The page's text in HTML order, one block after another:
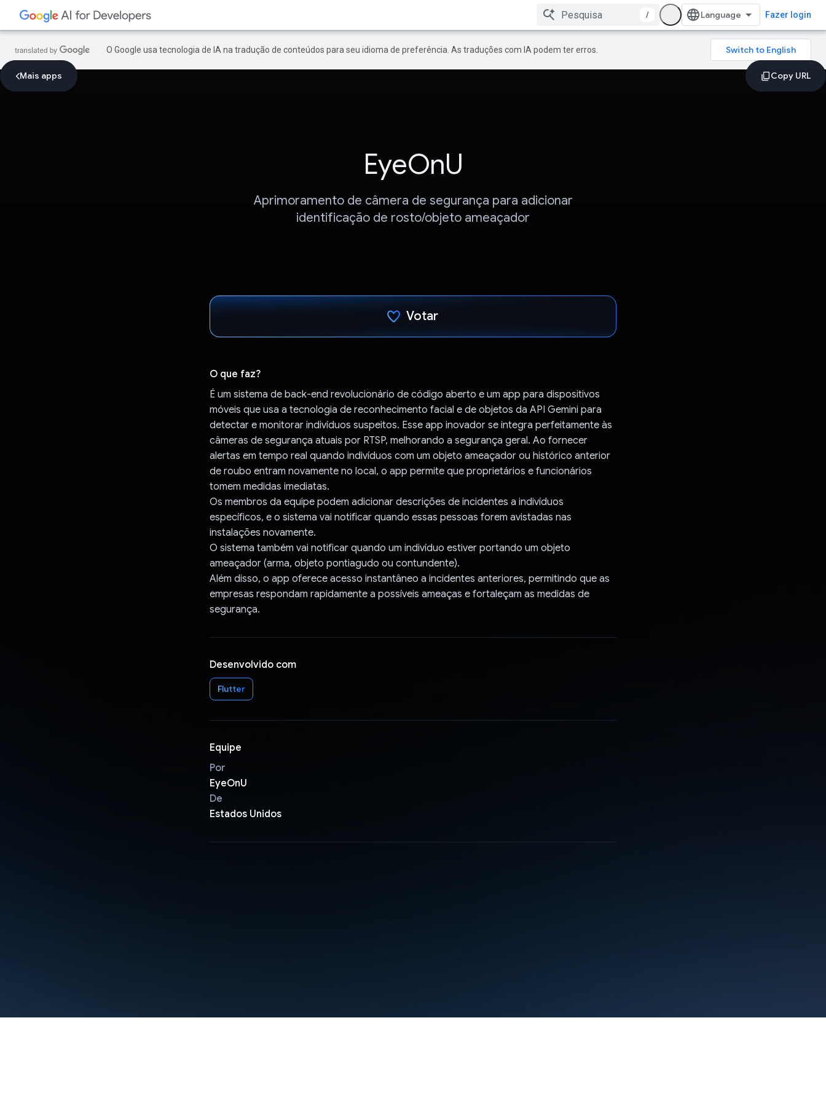
/ Fazer login
O Google usa tecnologia de IA na tradução de conteúdos para seu idioma de preferência. As traduções com IA podem ter erros.
Mais apps
EyeOnU
Aprimoramento de câmera de segurança para adicionar
identificação de rosto/objeto ameaçador
Votar
O que faz?
É um sistema de back-end revolucionário de código aberto e um app para dispositivos
móveis que usa a tecnologia de reconhecimento facial e de objetos da API Gemini para
detectar e monitorar indivíduos suspeitos. Esse app inovador se integra perfeitamente às
câmeras de segurança atuais por RTSP, melhorando a segurança geral. Ao fornecer
alertas em tempo real quando indivíduos com um objeto ameaçador ou histórico anterior
de roubo entram novamente no local, o app permite que proprietários e funcionários
tomem medidas imediatas.
Os membros da equipe podem adicionar descrições de incidentes a indivíduos
específicos, e o sistema vai notificar quando essas pessoas forem avistadas nas
instalações novamente.
O sistema também vai notificar quando um indivíduo estiver portando um objeto
ameaçador (arma, objeto pontiagudo ou contundente).
Além disso, o app oferece acesso instantâneo a incidentes anteriores, permitindo que as
empresas respondam rapidamente a possíveis ameaças e fortaleçam as medidas de
segurança.
Desenvolvido com
Flutter
Equipe
Por
EyeOnU
De
Estados Unidos